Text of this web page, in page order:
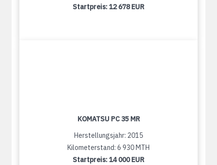
Startpreis:12 678 EUR
KOMATSU PC 35 MR
Herstellungsjahr: 2015
Kilometerstand: 6 930 MTH
Startpreis:14 000 EUR